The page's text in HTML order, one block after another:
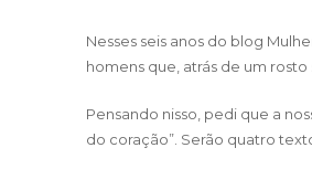
Nesses seis anos do blog
homens que, atrás de um
Pensando nisso, pedi que a
do coração”. Serão quatro